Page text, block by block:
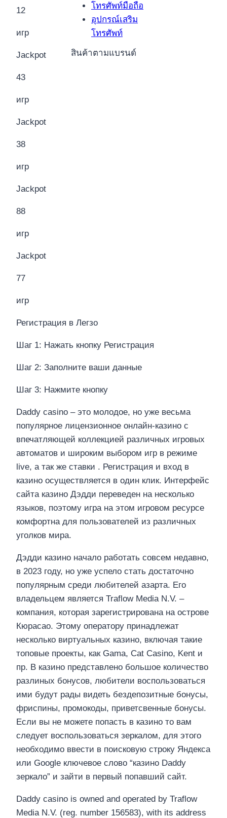
โทรศัพท์มือถือ
อุปกรณ์เสริม
โทรศัพท์
สินค้าตามแบรนด์
12
игр
Jackpot
43
игр
Jackpot
38
игр
Jackpot
88
игр
Jackpot
77
игр
Регистрация в Легзо
Шаг 1: Нажать кнопку Регистрация
Шаг 2: Заполните ваши данные
Шаг 3: Нажмите кнопку
Daddy casino – это молодое, но уже весьма
популярное лицензионное онлайн-казино с
впечатляющей коллекцией различных игровых
автоматов и широким выбором игр в режиме
live, а так же ставки . Регистрация и вход в
казино осуществляется в один клик. Интерфейс
сайта казино Дэдди переведен на несколько
языков, поэтому игра на этом игровом ресурсе
комфортна для пользователей из различных
уголков мира.
Дэдди казино начало работать совсем недавно,
в 2023 году, но уже успело стать достаточно
популярным среди любителей азарта. Его
владельцем является Traflow Media N.V. –
компания, которая зарегистрирована на острове
Кюрасао. Этому оператору принадлежат
несколько виртуальных казино, включая такие
топовые проекты, как Gama, Cat Casino, Kent и
пр. В казино представлено большое количество
разлиных бонусов, любители воспользоваться
ими будут рады видеть бездепозитные бонусы,
фриспины, промокоды, приветсвенные бонусы.
Если вы не можете попасть в казино то вам
следует воспользоваться зеркалом, для этого
необходимо ввести в поисковую строку Яндекса
или Google ключевое слово “казино Daddy
зеркало” и зайти в первый попавший сайт.
Daddy casino is owned and operated by Traflow
Media N.V. (reg. number 156583), with its address